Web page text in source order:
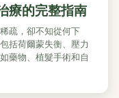
療的完整指南
疏，卻不知從何下
括荷爾蒙失衡、壓力
藥物、植髮手術和自